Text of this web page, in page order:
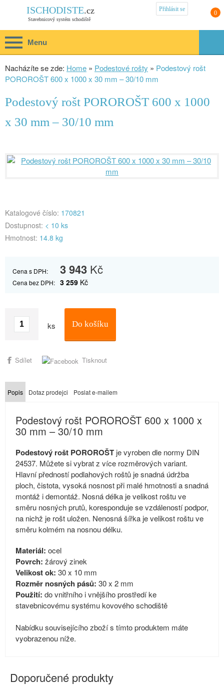
ISCHODISTE Přihlásit se
0
Menu
Nacházíte se zde: Home » Podestové rošty » Podestový rošt
POROROŠT 600 x 1000 x 30 mm – 30/10 mm
Podestový rošt POROROŠT 600 x 1000
x 30 mm – 30/10 mm
Katalogové číslo: 170821
Dostupnost: < 10 ks
Hmotnost: 14.8 kg
Cena s DPH: 3 943 Kč
Cena bez DPH: 3 259 Kč
ks Do košíku
Sdílet Tisknout
Popis Dotaz prodejci Poslat e-mailem
Podestový rošt POROROŠT 600 x 1000 x
30 mm – 30/10 mm
Podestový rošt POROROŠT je vyroben dle normy DIN
24537. Můžete si vybrat z více rozměrových variant.
Hlavní předností podlahových roštů je snadná údržba
ploch, čistota, vysoká nosnost při malé hmotnosti a snadná
montáž i demontáž. Nosná délka je velikost roštu ve
směru nosných prutů, koresponduje se vzdáleností podpor,
na nichž je rošt uložen. Nenosná šířka je velikost roštu ve
směru kolmém na nosnou délku.
Materiál: ocel
Povrch: žárový zinek
Velikost ok: 30 x 10 mm
Rozměr nosných pásů: 30 x 2 mm
Použití: do vnitřního i vnějšího prostředí ke
stavebnicovému systému kovového schodiště
Nabídku souvisejícího zboží s tímto produktem máte
vyobrazenou níže.
Doporučené produkty